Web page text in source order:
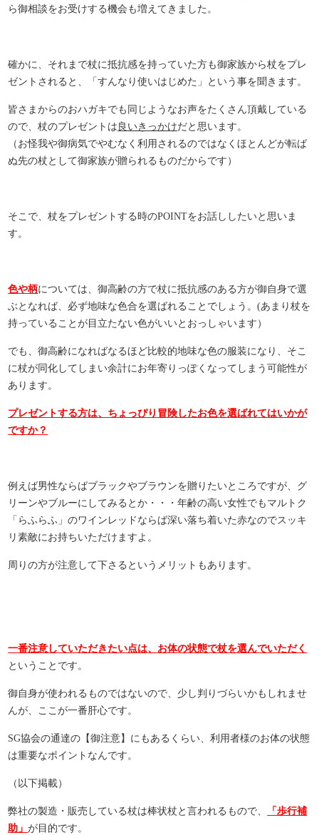
ら御相談をお受けする機会も増えてきました。
確かに、それまで杖に抵抗感を持っていた方も御家族から杖をプレ
ゼントされると、「すんなり使いはじめた」という事を聞きます。
皆さまからのおハガキでも同じようなお声をたくさん頂戴している
ので、杖のプレゼントは良いきっかけだと思います。
（お怪我や御病気でやむなく利用されるのではなくほとんどが転ば
ぬ先の杖として御家族が贈られるものだからです）
そこで、杖をプレゼントする時のPOINTをお話ししたいと思いま
す。
色や柄については、御高齢の方で杖に抵抗感のある方が御自身で選
ぶとなれば、必ず地味な色合を選ばれることでしょう。(あまり杖を
持っていることが目立たない色がいいとおっしゃいます）
でも、御高齢になればなるほど比較的地味な色の服装になり、そこ
に杖が同化してしまい余計にお年寄りっぽくなってしまう可能性が
あります。
プレゼントする方は、ちょっぴり冒険したお色を選ばれてはいかが
ですか？
例えば男性ならばブラックやブラウンを贈りたいところですが、グ
リーンやブルーにしてみるとか・・・年齢の高い女性でもマルトク
「らふらふ」のワインレッドならば深い落ち着いた赤なのでスッキ
リ素敵にお持ちいただけますよ。
周りの方が注意して下さるというメリットもあります。
一番注意していただきたい点は、お体の状態で杖を選んでいただく
ということです。
御自身が使われるものではないので、少し判りづらいかもしれませ
んが、ここが一番肝心です。
SG協会の通達の【御注意】にもあるくらい、利用者様のお体の状態
は重要なポイントなんです。
（以下掲載）
弊社の製造・販売している杖は棒状杖と言われるもので、
「歩行補
助」が目的です。